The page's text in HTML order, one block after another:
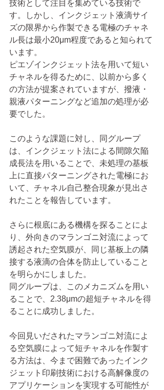
技術として注目を集めている技術で
す。しかし、インクジェット液滴サイ
ズの限界から作製できる電極のチャネ
ル長は最小20μm程度であると知られて
います。
ピエゾインクジェット法を用いて短い
チャネルを得るために、以前から多く
の方法が提案されていますが、撥液・
親液パターニングなど追加の処理が必
要でした。
このような課題に対し、同グループ
は、インクジェット法による間隙欠陥
成長法を用いることで、未処理の基板
上に直接パターニングされた電極にお
いて、チャネル自己整合現象が見出さ
れたことを報告しています。
さらに根底にある機構を探ることによ
り、外向きのマランゴニ対流によって
誘起された空気膜が、同じ基板上の隣
接する液滴の合体を防止していること
を明らかにしました。
同グループは、このメカニズムを用い
ることで、2.38μmの超短チャネルを得
ることに成功しました。
今回見いだされたマランゴニ対流によ
る空気膜によって短チャネルを作製す
る方法は、今まで困難であったインク
ジェット印刷技術における高解像度の
アプリケーションを実現する可能性が